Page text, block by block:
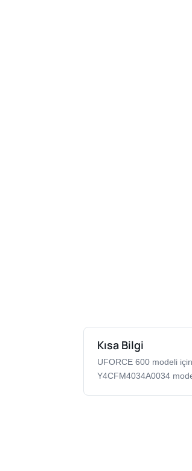
Kısa Bilgi
UFORCE 600 modeli
Y4CFM4034A0034